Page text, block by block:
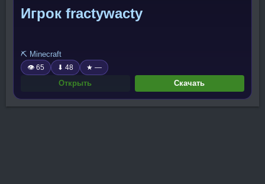
Игрок fractywacty
⛏️ Minecraft
👁 65 ⬇ 48 ★ —
Открыть Скачать